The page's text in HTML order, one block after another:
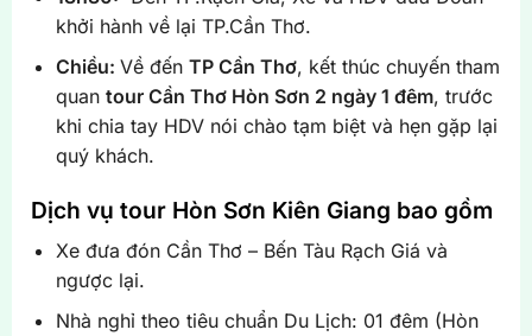
khởi hành về lại TP.Cần Thơ.
Chiều: Về đến TP Cần Thơ, kết thúc chuyến tham
quan tour Cần Thơ Hòn Sơn 2 ngày 1 đêm, trước
khi chia tay HDV nói chào tạm biệt và hẹn gặp lại
quý khách.
Dịch vụ tour Hòn Sơn Kiên Giang bao gồm
Xe đưa đón Cần Thơ – Bến Tàu Rạch Giá và
ngược lại.
Nhà nghỉ theo tiêu chuẩn Du Lịch: 01 đêm (Hòn